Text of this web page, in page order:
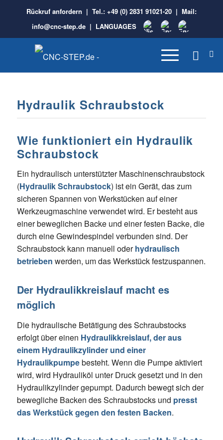
Rückruf anfordern | Tel.: +49 (0) 2831 91021-20| Mail:
info@cnc-step.de | LANGUAGES
Hydraulik Schraubstock
Wie funktioniert ein Hydraulik
Schraubstock
Ein hydraulisch unterstützter Maschinenschraubstock
(Hydraulik Schraubstock) ist ein Gerät, das zum
sicheren Spannen von Werkstücken auf einer
Werkzeugmaschine verwendet wird. Er besteht aus
einer beweglichen Backe und einer festen Backe, die
durch eine Gewindespindel verbunden sind. Der
Schraubstock kann manuell oderhydraulisch
betrieben werden, um das Werkstück festzuspannen.
Der Hydraulikkreislauf macht es
möglich
Die hydraulische Betätigung des Schraubstocks
erfolgt über einen Hydraulikkreislauf, der aus
einem Hydraulikzylinder und einer
Hydraulikpumpebesteht. Wenn die Pumpe aktiviert
wird, wird Hydrauliköl unter Druck gesetzt und in den
Hydraulikzylinder gepumpt. Dadurch bewegt sich der
bewegliche Backen des Schraubstocks und presst
das Werkstück gegen den festen Backen.